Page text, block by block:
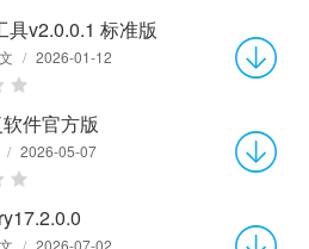
具v2.0.0.1 标准版
/ 2026-01-12
件官方版
/ 2026-05-07